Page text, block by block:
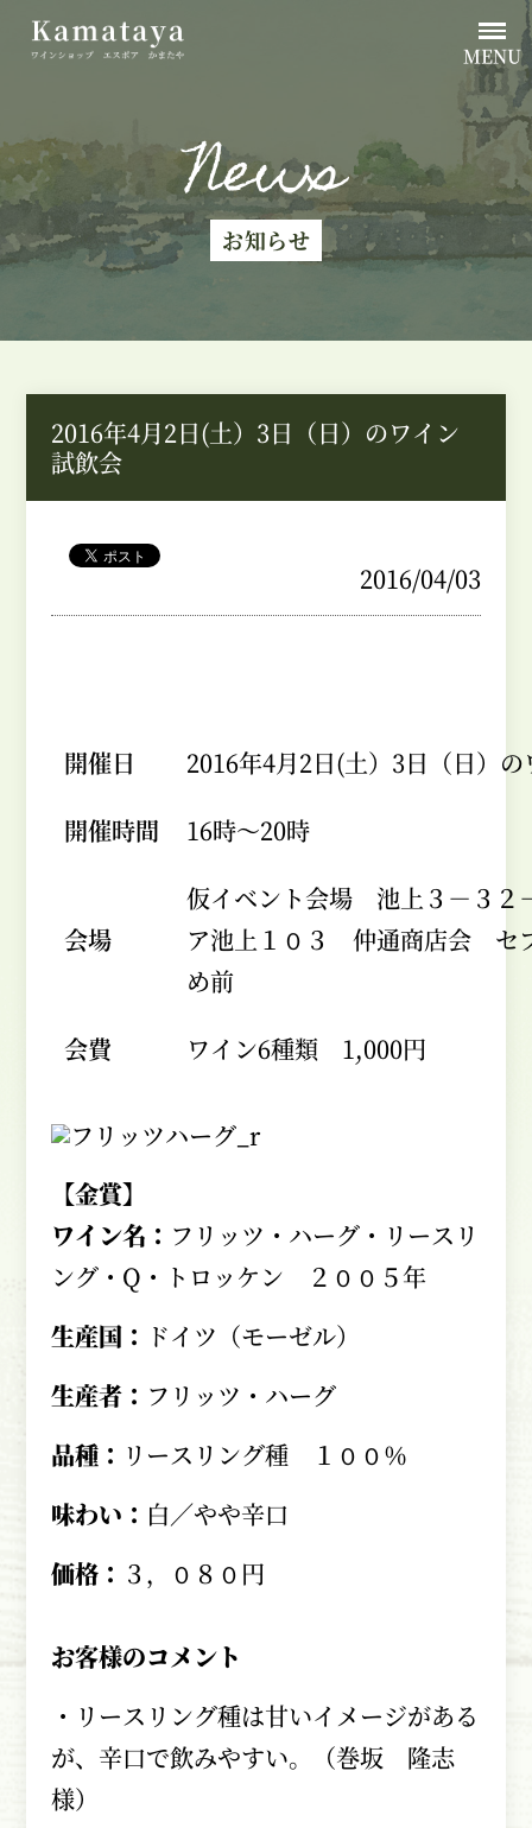
MENU
News
お知らせ
2016年4月2日(土）3日（日）のワイン
試飲会
2016/04/03
開催日
2016年4月2日(土）3日（日）
開催時間
16時～20時
会場
仮イベント会場 池上３－３
ア池上１０３ 仲通商店会 セ
め前
会費
ワイン6種類 1,000円
【金賞】
ワイン名： フリッツ・ハーグ・リースリ
ング・Q・トロッケン ２００５年
生産国： ドイツ（モーゼル）
生産者： フリッツ・ハーグ
品種： リースリング種 １００％
味わい： 白／やや辛口
価格： ３，０８０円
お客様のコメント
・リースリング種は甘いイメージがある
が、辛口で飲みやすい。（巻坂 隆志
様）